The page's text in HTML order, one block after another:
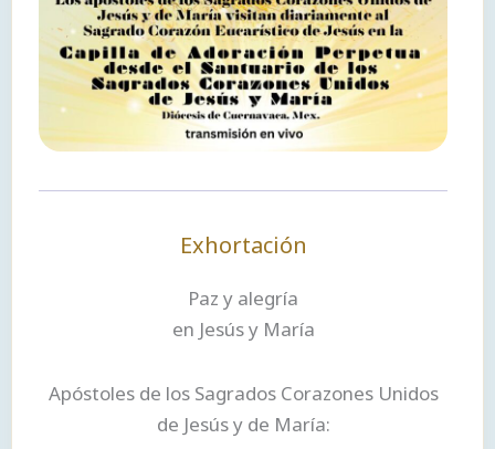
Exhortación
Paz y alegría
en Jesús y María
Apóstoles de los Sagrados Corazones Unidos
de Jesús y de María: